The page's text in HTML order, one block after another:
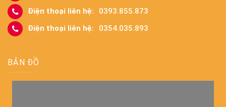
Điện thoại liên hệ:
0393.855.873
Điện thoại liên hệ:
0354.035.893
BẢN ĐỒ